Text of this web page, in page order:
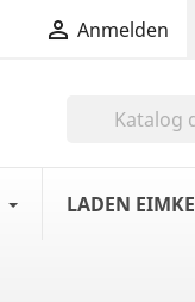
 Anmelden
LADEN EIMKE